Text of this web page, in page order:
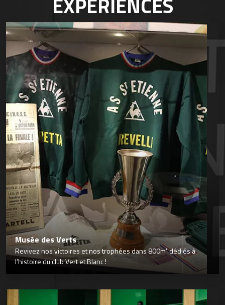
Musée des Verts
Revivez nos victoires et nos trophées dans 800m² dédiés à
l’histoire du club Vert et Blanc !